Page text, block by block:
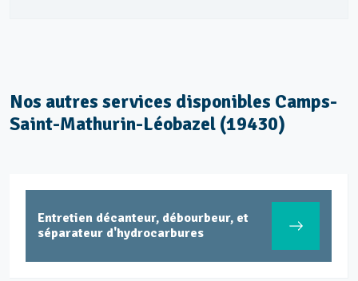
Nos autres services disponibles Camps-
Saint-Mathurin-Léobazel (19430)
Entretien décanteur, débourbeur, et
séparateur d'hydrocarbures